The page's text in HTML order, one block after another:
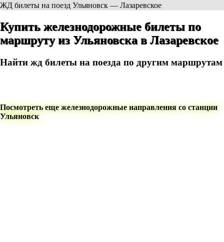
ЖД билеты на поезд Ульяновск — Лазаревское
Купить железнодорожные билеты по
маршруту из Ульяновска в Лазаревское
Найти жд билеты на поезда по другим маршрутам
Посмотреть еще железнодорожные направления со станции
Ульяновск